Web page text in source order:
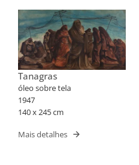
Tanagras
óleo sobre tela
1947
140 x 245 cm
Mais detalhes